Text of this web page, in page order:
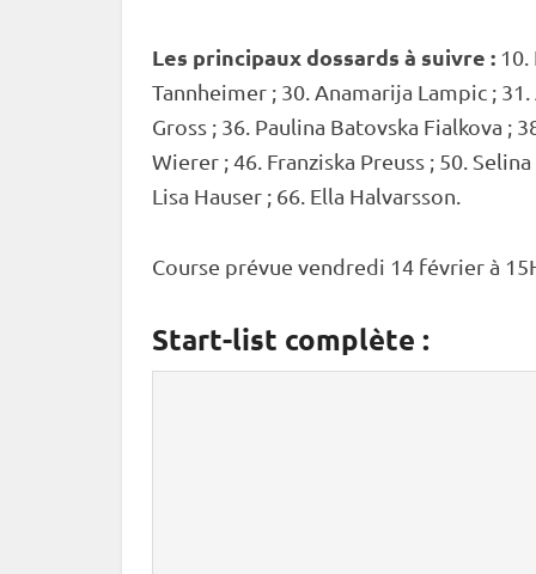
Les principaux dossards à suivre :
Tannheimer ; 30. Anamarija Lampic ;
Gross ; 36. Paulina Batovska Fialkova ;
Wierer ; 46. Franziska Preuss ; 50.
Lisa Hauser ; 66. Ella Halvarsson.
Course prévue vendredi 14 février à
Start-list complète :